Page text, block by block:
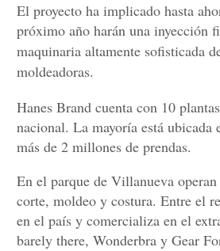
El proyecto ha implicado hasta
próximo año harán una inyección
maquinaria altamente sofisticada
moldeadoras.
Hanes Brand cuenta con 10
nacional. La mayoría está
más de 2 millones de prendas.
En el parque de Villanueva
corte, moldeo y costura. Entre el
en el país y comercializa en el
barely there, Wonderbra y Gear